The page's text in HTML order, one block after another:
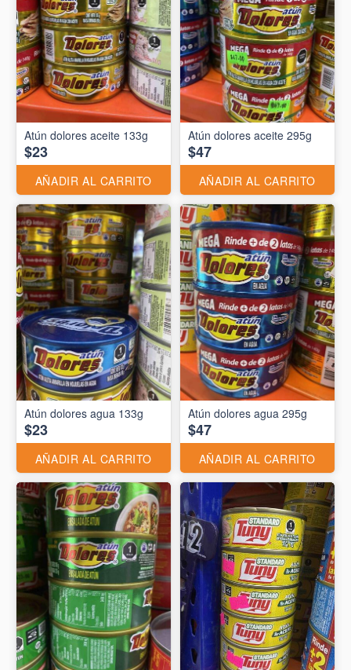
Atún dolores aceite 133g
$23
AÑADIR AL CARRITO
Atún dolores aceite 295g
$47
AÑADIR AL CARRITO
Atún dolores agua 133g
$23
AÑADIR AL CARRITO
Atún dolores agua 295g
$47
AÑADIR AL CARRITO